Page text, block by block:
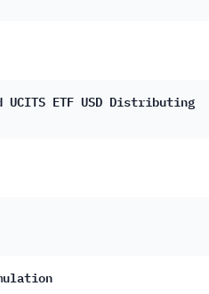
%
ETF USD Distributing